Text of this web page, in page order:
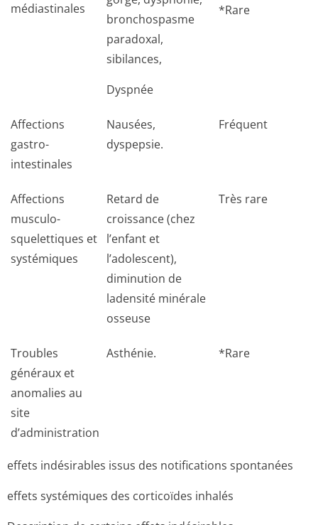
médiastinales
bronchospasme
paradoxal,
sibilances,
Dyspnée
*Rare
Affections
gastro-
intestinales
Nausées,
dyspepsie.
Fréquent
Affections
musculo-
squelettiques et
systémiques
Retard de
croissance (chez
l’enfant et
l’adolescent),
diminution de
ladensité minérale
osseuse
Très rare
Troubles
généraux et
anomalies au
site
d’administration
Asthénie. *Rare
effets indésirables issus des notifications spontanées
effets systémiques des corticoïdes inhalés